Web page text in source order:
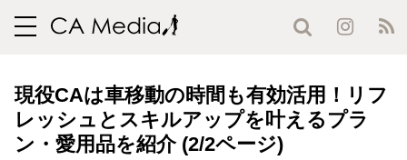
toggle
現役CAは車移動の時間も有効活用！リフ
レッシュとスキルアップを叶えるプラ
ン・愛用品を紹介 (2/2ページ)